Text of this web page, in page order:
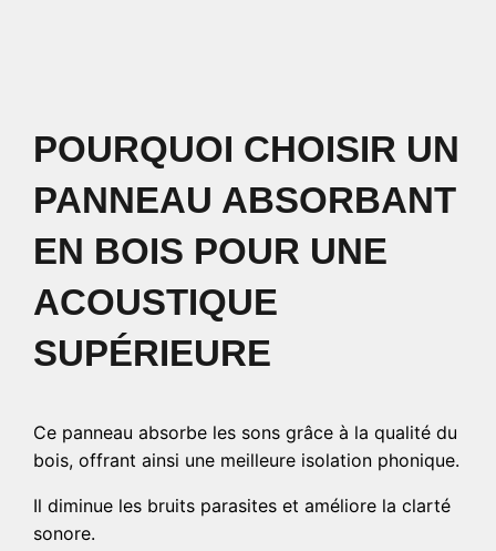
POURQUOI CHOISIR UN
PANNEAU ABSORBANT
EN BOIS POUR UNE
ACOUSTIQUE
SUPÉRIEURE
Ce panneau absorbe les sons grâce à la qualité du
bois, offrant ainsi une meilleure isolation phonique.
Il diminue les bruits parasites et améliore la clarté
sonore.